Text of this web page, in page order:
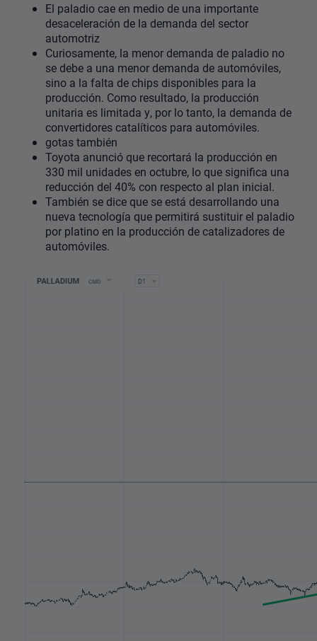
El paladio cae en medio de una importante
desaceleración de la demanda del sector
automotriz
Curiosamente, la menor demanda de paladio no
se debe a una menor demanda de automóviles,
sino a la falta de chips disponibles para la
producción. Como resultado, la producción
unitaria es limitada y, por lo tanto, la demanda de
convertidores catalíticos para automóviles.
gotas también
Toyota anunció que recortará la producción en
330 mil unidades en octubre, lo que significa una
reducción del 40% con respecto al plan inicial.
También se dice que se está desarrollando una
nueva tecnología que permitirá sustituir el paladio
por platino en la producción de catalizadores de
automóviles.